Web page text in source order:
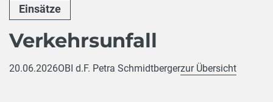
Einsätze
Verkehrsunfall
20.06.2026OBI d.F. Petra Schmidtbergerzur Übersicht